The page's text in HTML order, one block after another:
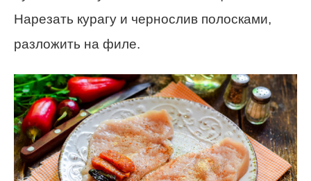
Нарезать курагу и чернослив полосками,
разложить на филе.